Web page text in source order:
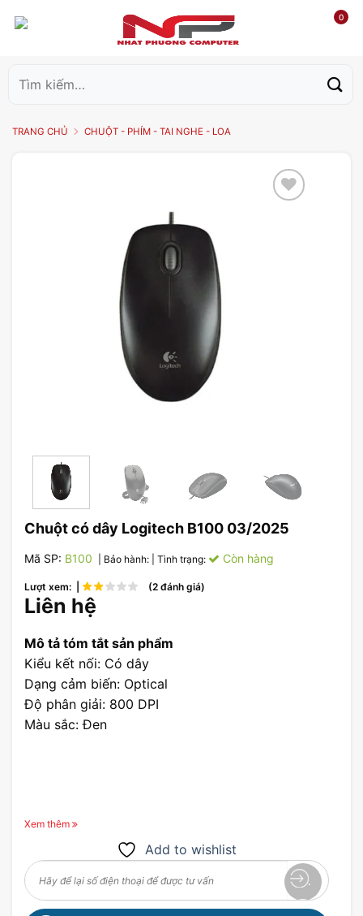
0
kiếm:
TRANG CHỦ CHUỘT - PHÍM - TAI NGHE - LOA
Chuột có dây Logitech B100 03/2025
Mã SP: B100 | Bảo hành: | Tình trạng: Còn hàng
Lượt xem: | (2 đánh giá)
Liên hệ
Mô tả tóm tắt sản phẩm
Kiểu kết nối: Có dây
Dạng cảm biến: Optical
Độ phân giải: 800 DPI
Màu sắc: Đen
Xem thêm
Add to wishlist